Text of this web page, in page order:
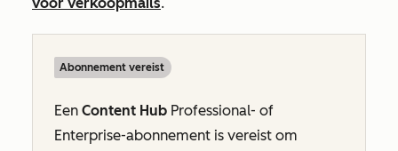
Abonnement vereist
Een Content Hub Professional- of
Enterprise-abonnement is vereist om